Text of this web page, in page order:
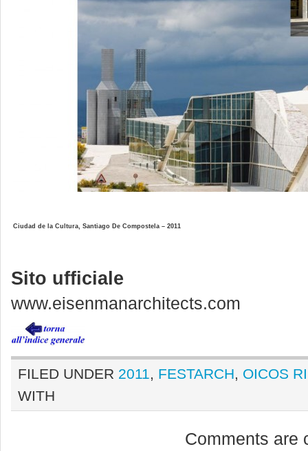
Ciudad de la Cultura, Santiago De Compostela – 2011
Sito ufficiale
www.eisenmanarchitects.com
FILED UNDER 2011, FESTARCH, OICOS
WITH
Comments are